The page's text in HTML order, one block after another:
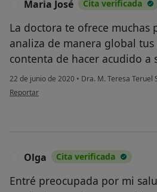
Maria José Cita verificada
La doctora te ofrece muchas
analiza de manera global
contenta de hacer acudido a
22 de junio de 2020 • Dra. M. Teresa Teruel
en opinión del usuario Maria José
Reportar
Olga Cita verificada
Entré preocupada por mi